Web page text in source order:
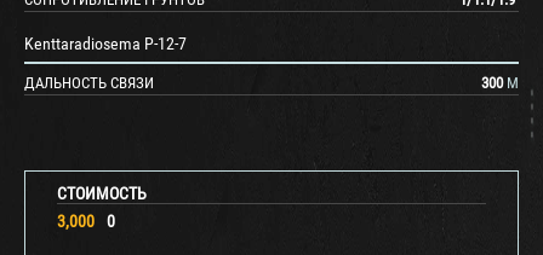
СТОИМОСТЬ
3,000
0
Kenttaradiosema P-12-7
ДАЛЬНОСТЬ СВЯЗИ 300 М